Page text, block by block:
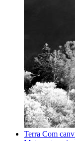
Terra Com